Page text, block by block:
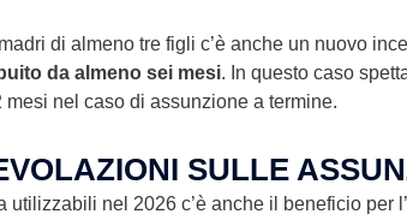
di almeno tre figli c’è anche un nuovo
da almeno sei mesi. In questo caso
mesi nel caso di assunzione a termine.
SULLE
utilizzabili nel 2026 c’è anche il beneficio per